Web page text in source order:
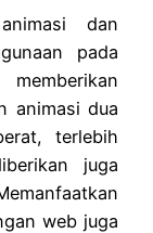
dan
pada
animasi dua
terlebih
juga
web juga